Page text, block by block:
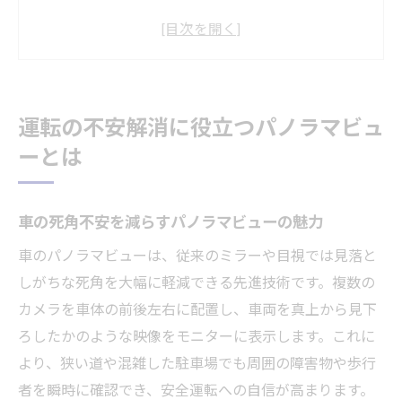
初心者も安心できる車のパノラマビューモ
駐車時に役立つ車パノラマビューの基本知
車の周囲を映すパノラマビューのカメラ配
置
パノラマビューの映像合成技術を車で体感
車にパノラマビューを搭載するメリットと
注意点
死角を可視化する車のパノラマ表示方法
車のパノラマビューはどのように動作する
運転の不安解消に役立つパノラマビュ
ーとは
車の死角不安を減らすパノラマビューの魅力
車のパノラマビューは、従来のミラーや目視では見落と
しがちな死角を大幅に軽減できる先進技術です。複数の
カメラを車体の前後左右に配置し、車両を真上から見下
ろしたかのような映像をモニターに表示します。これに
より、狭い道や混雑した駐車場でも周囲の障害物や歩行
者を瞬時に確認でき、安全運転への自信が高まります。